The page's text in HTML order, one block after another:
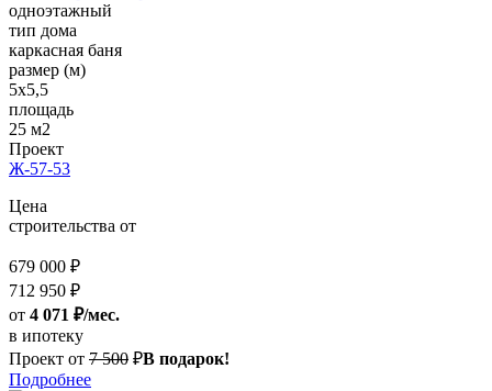
одноэтажный
тип дома
каркасная баня
размер (м)
5х5,5
площадь
25 м2
Проект
Ж-57-53
Цена
строительства от
679 000 ₽
712 950 ₽
от 4 071 ₽/мес.
в ипотеку
Проект от 7 500 ₽В подарок!
Подробнее